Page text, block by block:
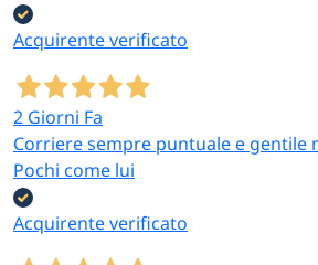
Acquirente verificato
2 Giorni Fa
Corriere sempre puntuale e gentile
Pochi come lui
Acquirente verificato